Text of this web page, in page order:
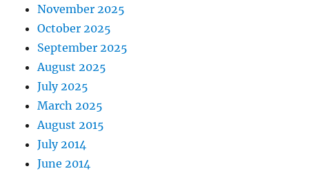
November 2025
October 2025
September 2025
August 2025
July 2025
March 2025
August 2015
July 2014
June 2014